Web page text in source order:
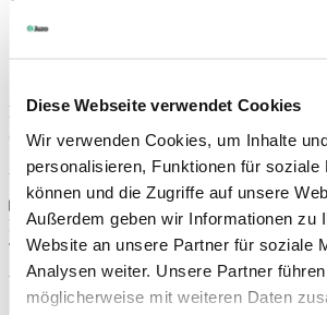
Diese Webseite verwendet Cookies
Wir verwenden Cookies, um Inhalte
personalisieren, Funktionen für soziale
können und die Zugriffe auf unsere
Außerdem geben wir Informationen zu
Website an unsere Partner für soziale
Analysen weiter. Unsere Partner
möglicherweise mit weiteren Daten
Kolory:
Art. 7008
Dla sprzedawców specjalistycznych
Wyjątkowo lekka stabilność